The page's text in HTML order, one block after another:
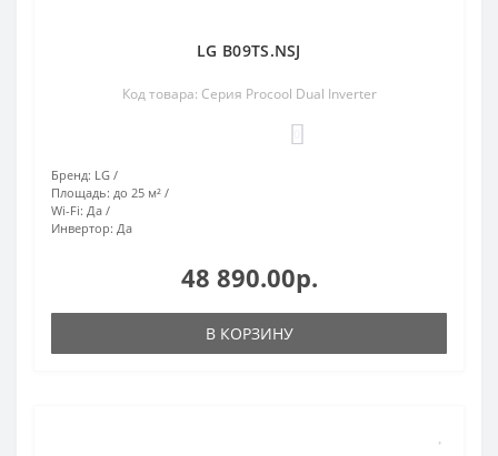
LG B09TS.NSJ
Код товара: Серия Procool Dual Inverter
Бренд: LG
Площадь: до 25 м²
Wi-Fi: Да
Инвертор: Да
48 890.00р.
В КОРЗИНУ